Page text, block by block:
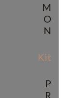
M
O
N
Kit
P
R